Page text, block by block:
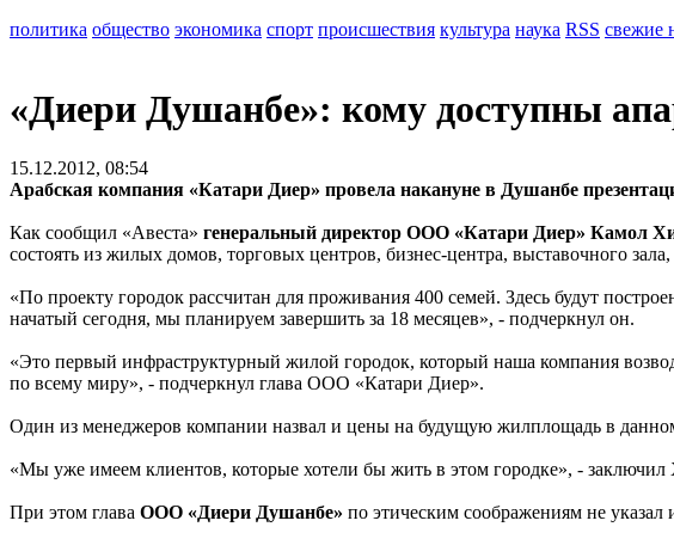
политика общество экономика спорт происшествия культура наука RSS свежие
«Диери Душанбе»: кому доступны
15.12.2012, 08:54
Арабская компания «Катари Диер» провела накануне в Душанбе
Как сообщил «Авеста» генеральный директор ООО «Катари Диер» Камол
состоять из жилых домов, торговых центров, бизнес-центра, выставочного
«По проекту городок рассчитан для проживания 400 семей. Здесь будут
начатый сегодня, мы планируем завершить за 18 месяцев», - подчеркнул он.
«Это первый инфраструктурный жилой городок, который наша компания
по всему миру», - подчеркнул глава ООО «Катари Диер».
Один из менеджеров компании назвал и цены на будущую жилплощадь в
«Мы уже имеем клиентов, которые хотели бы жить в этом городке», -
При этом глава ООО «Диери Душанбе» по этическим соображениям не